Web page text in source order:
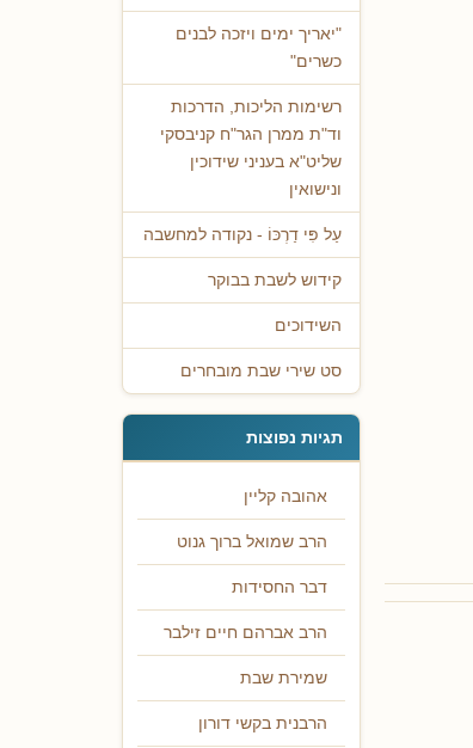
"יאריך ימים ויזכה לבנים
כשרים"
רשימות הליכות, הדרכות
וד"ת ממרן הגר"ח קניבסקי
שליט"א בעניני שידוכין
ונישואין
עַל פִּי דַרְכּוֹ - נקודה למחשבה
קידוש לשבת בבוקר
השידוכים
סט שירי שבת מובחרים
תגיות נפוצות
אהובה קליין
הרב שמואל ברוך גנוט
דבר החסידות
הרב אברהם חיים זילבר
שמירת שבת
הרבנית בקשי דורון